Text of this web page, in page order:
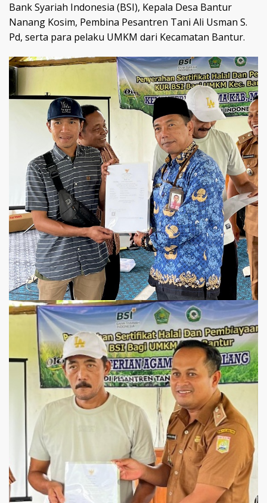
Bank Syariah Indonesia (BSI), Kepala Desa Bantur
Nanang Kosim, Pembina Pesantren Tani Ali Usman S.
Pd, serta para pelaku UMKM dari Kecamatan Bantur.